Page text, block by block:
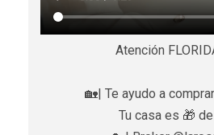
Atención
🏡| Te ayudo a
Tu casa es 🎁